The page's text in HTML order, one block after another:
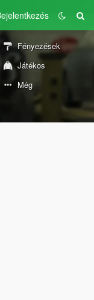
Fényezések
Játékos
Még